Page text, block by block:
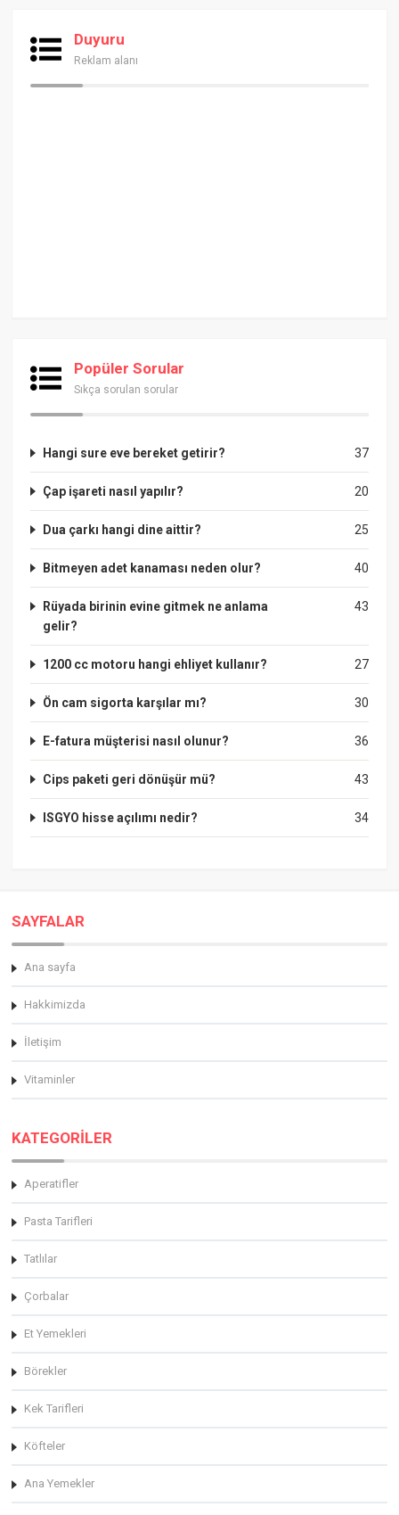
Duyuru
Reklam alanı
Popüler Sorular
Sıkça sorulan sorular
37
Hangi sure eve bereket getirir?
20
Çap işareti nasıl yapılır?
25
Dua çarkı hangi dine aittir?
40
Bitmeyen adet kanaması neden olur?
43
Rüyada birinin evine gitmek ne anlama
gelir?
27
1200 cc motoru hangi ehliyet kullanır?
30
Ön cam sigorta karşılar mı?
36
E-fatura müşterisi nasıl olunur?
43
Cips paketi geri dönüşür mü?
34
ISGYO hisse açılımı nedir?
SAYFALAR
Ana sayfa
Hakkimizda
İletişim
Vitaminler
KATEGORİLER
Aperatifler
Pasta Tarifleri
Tatlılar
Çorbalar
Et Yemekleri
Börekler
Kek Tarifleri
Köfteler
Ana Yemekler